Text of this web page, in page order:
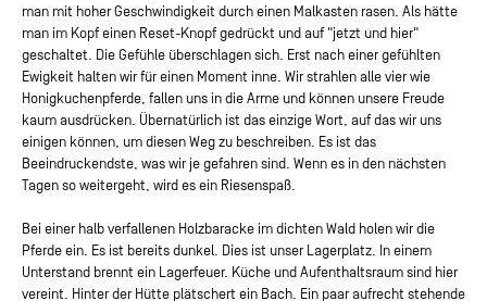
man mit hoher Geschwindigkeit durch einen Malkasten rasen. Als hätte
man im Kopf einen Reset-Knopf gedrückt und auf "jetzt und hier"
geschaltet. Die Gefühle überschlagen sich. Erst nach einer gefühlten
Ewigkeit halten wir für einen Moment inne. Wir strahlen alle vier wie
Honigkuchenpferde, fallen uns in die Arme und können unsere Freude
kaum ausdrücken. Übernatürlich ist das einzige Wort, auf das wir uns
einigen können, um diesen Weg zu beschreiben. Es ist das
Beeindruckendste, was wir je gefahren sind. Wenn es in den nächsten
Tagen so weitergeht, wird es ein Riesenspaß.
Bei einer halb verfallenen Holzbaracke im dichten Wald holen wir die
Pferde ein. Es ist bereits dunkel. Dies ist unser Lagerplatz. In einem
Unterstand brennt ein Lagerfeuer. Küche und Aufenthaltsraum sind hier
vereint. Hinter der Hütte plätschert ein Bach. Ein paar aufrecht stehende